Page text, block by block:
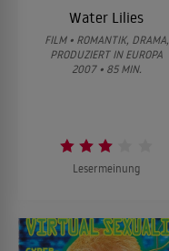
Water Lilies
FILM • ROMANTIK, DRAMA,
PRODUZIERT IN EUROPA
2007 • 85 MIN.
Lesermeinung